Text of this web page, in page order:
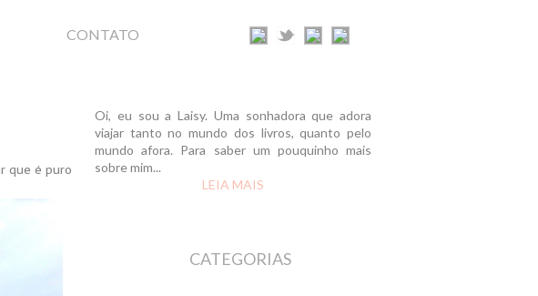
CONTATO
que é puro
Oi, eu sou a Laisy. Uma sonhadora que adora
viajar tanto no mundo dos livros, quanto pelo
mundo afora. Para saber um pouquinho mais
sobre mim...
LEIA MAIS
CATEGORIAS